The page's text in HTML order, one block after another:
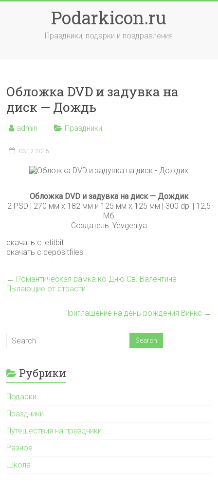
Podarkicon.ru
Праздники, подарки и поздравления
Обложка DVD и задувка на
диск — Дождь
admin Праздники
03.12.2015
Обложка DVD и задувка на диск — Дождик
2 PSD | 270 мм х 182 мм и 125 мм х 125 мм | 300 dpi | 12,5
Мб
Создатель: Yevgeniya
скачать с letitbit
скачать с depositfiles
← Романтическая рамка ко Дню Св. Валентина
Пылающие от страсти
Приглашение на день рождения Винкс →
Рубрики
Подарки
Праздники
Путешествия на праздники
Разное
Школа